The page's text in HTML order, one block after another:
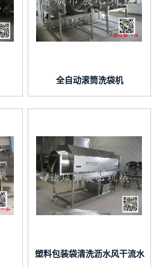
全自动滚筒洗袋机
塑料包装袋清洗沥水风干流水